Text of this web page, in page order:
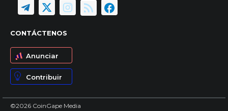
CONTÁCTENOS
Anunciar
Contribuir
©2026 CoinGape Media